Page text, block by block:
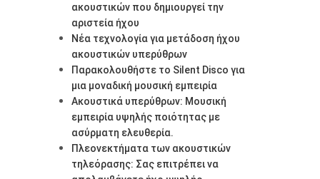
ακουστικών που δημιουργεί την
αριστεία ήχου
Νέα τεχνολογία για μετάδοση ήχου
ακουστικών υπερύθρων
Παρακολουθήστε το Silent Disco για
μια μοναδική μουσική εμπειρία
Ακουστικά υπερύθρων: Μουσική
εμπειρία υψηλής ποιότητας με
ασύρματη ελευθερία.
Πλεονεκτήματα των ακουστικών
τηλεόρασης: Σας επιτρέπει να